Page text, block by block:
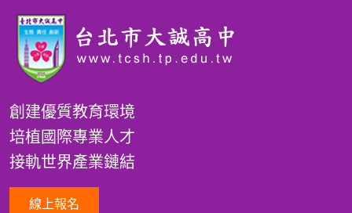
創建優質教育環境
培植國際專業人才
接軌世界產業鏈結
線上報名